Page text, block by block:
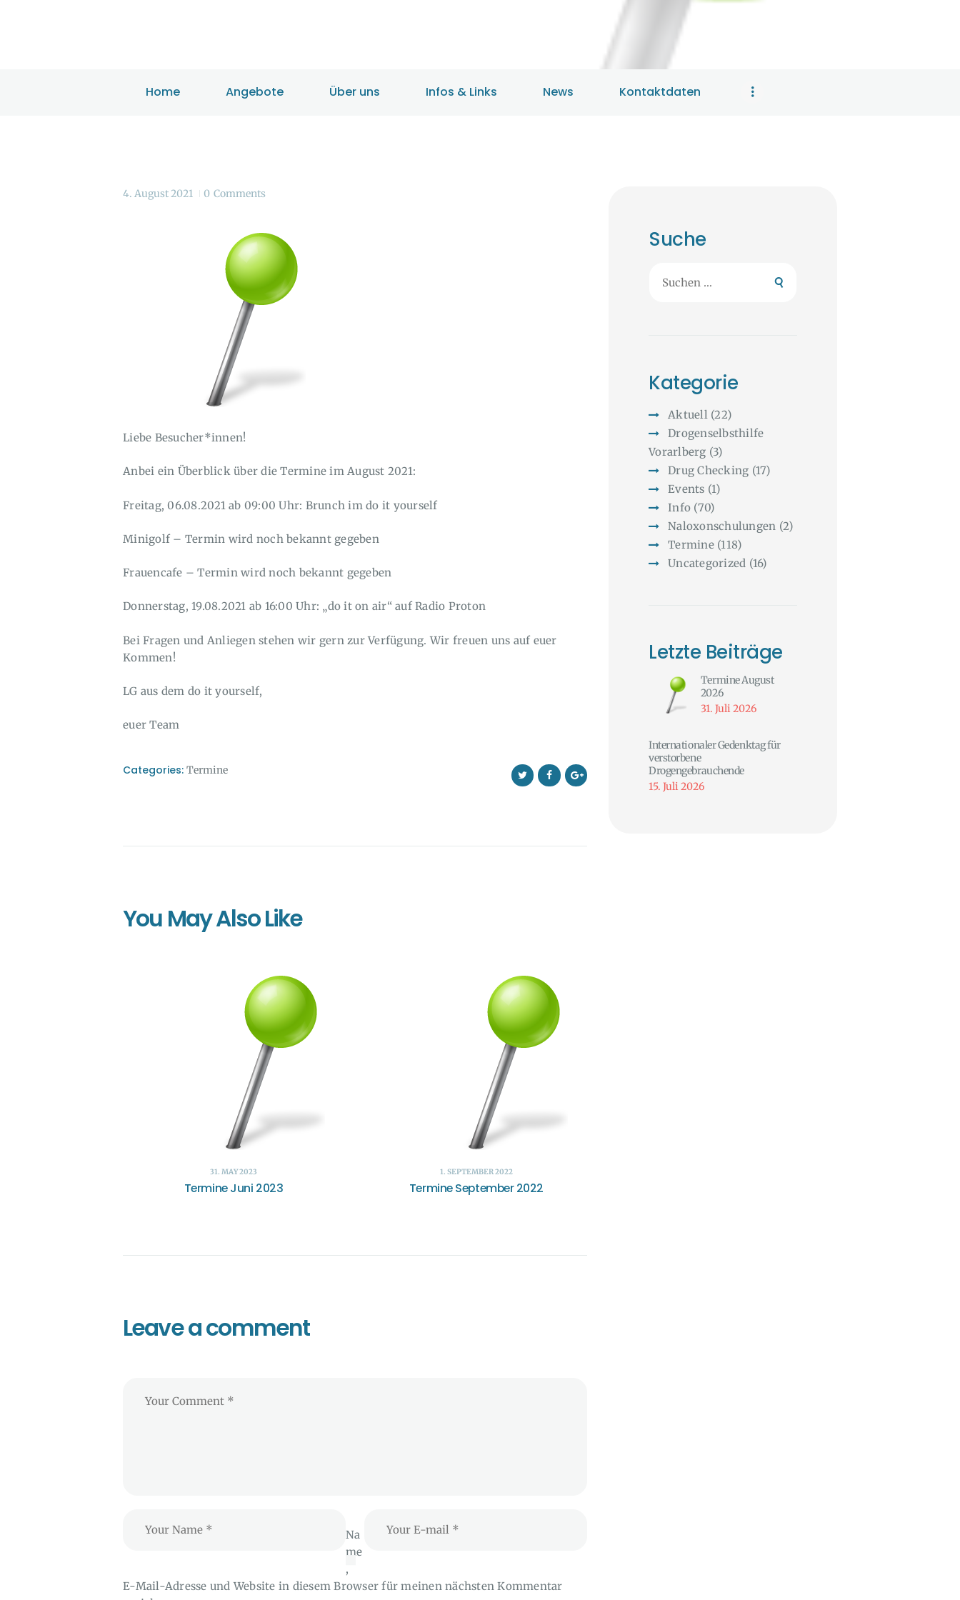
Home Angebote Über uns Infos & Links News Kontaktdaten
ÜBER UNS
4. August 2021 0 Comments
Liebe Besucher*innen!
Anbei ein Überblick über die Termine im August 2021:
Freitag, 06.08.2021 ab 09:00 Uhr: Brunch im do it yourself
Minigolf – Termin wird noch bekannt gegeben
Frauencafe – Termin wird noch bekannt gegeben
Donnerstag, 19.08.2021 ab 16:00 Uhr: „do it on air“ auf Radio Proton
Bei Fragen und Anliegen stehen wir gern zur Verfügung. Wir freuen uns auf euer
Kommen!
LG aus dem do it yourself,
euer Team
Categories: Termine
You May Also Like
31. MAY 2023
Termine Juni 2023
1. SEPTEMBER 2022
Termine September 2022
Leave a comment
Na
me
,
E-Mail-Adresse und Website in diesem Browser für meinen nächsten Kommentar
Suche
nach:
Kategorie
Aktuell(22)
Drogenselbsthilfe
Vorarlberg (3)
Drug Checking (17)
Events (1)
Info (70)
Naloxonschulungen (2)
Termine(118)
Uncategorized (16)
Letzte Beiträge
Termine August
2026
31. Juli 2026
Internationaler Gedenktag für
verstorbene
Drogengebrauchende
15. Juli 2026